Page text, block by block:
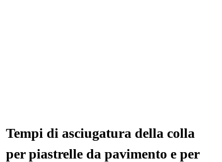
Tempi di asciugatura della colla
per piastrelle da pavimento e per